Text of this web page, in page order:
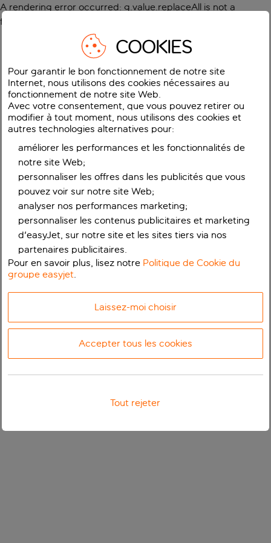
A rendering error occurred: g.value.replaceAll is not a
function
COOKIES
Pour garantir le bon fonctionnement de notre site
Internet, nous utilisons des cookies nécessaires au
fonctionnement de notre site Web.
Avec votre consentement, que vous pouvez retirer ou
modifier à tout moment, nous utilisons des cookies et
autres technologies alternatives pour:
améliorer les performances et les fonctionnalités de
notre site Web;
personnaliser les offres dans les publicités que vous
pouvez voir sur notre site Web;
analyser nos performances marketing;
personnaliser les contenus publicitaires et marketing
d'easyJet, sur notre site et les sites tiers via nos
partenaires publicitaires.
Pour en savoir plus, lisez notre Politique de Cookie du
groupe easyjet.
Laissez-moi choisir
Accepter tous les cookies
Tout rejeter